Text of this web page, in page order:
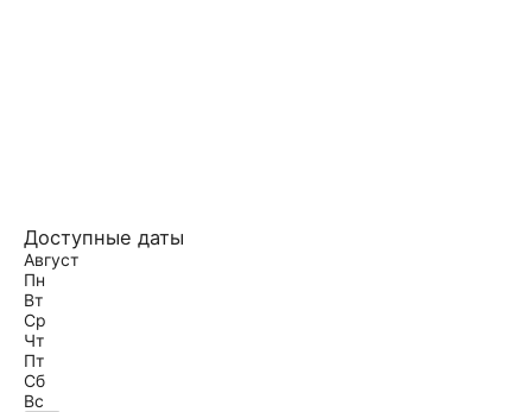
Доступные даты
Август
Пн
Вт
Ср
Чт
Пт
Сб
Вс